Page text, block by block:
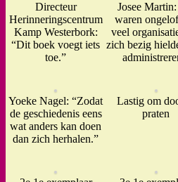
Directeur
Herinneringscentrum
Kamp Westerbork:
“Dit boek voegt iets
toe.”
Josee
waren
veel
zich bezig
Yoeke Nagel: “Zodat
de geschiedenis eens
wat anders kan doen
dan zich herhalen.”
Lastig om
praten